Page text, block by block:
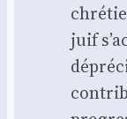
juif